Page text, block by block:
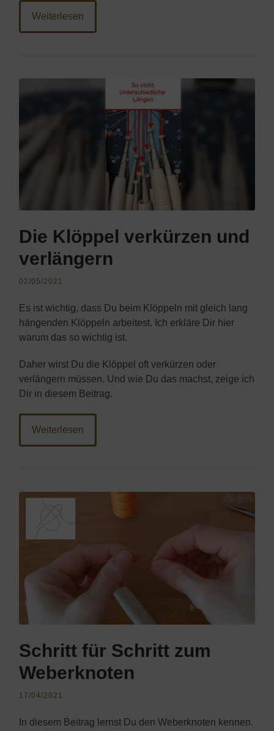
Weiterlesen
Die Klöppel verkürzen und
verlängern
02/05/2021
Es ist wichtig, dass Du beim Klöppeln mit gleich lang
hängenden Klöppeln arbeitest. Ich erkläre Dir hier
warum das so wichtig ist.
Daher wirst Du die Klöppel oft verkürzen oder
verlängern müssen. Und wie Du das machst, zeige ich
Dir in diesem Beitrag.
Weiterlesen
Schritt für Schritt zum
Weberknoten
17/04/2021
In diesem Beitrag lernst Du den Weberknoten kennen.